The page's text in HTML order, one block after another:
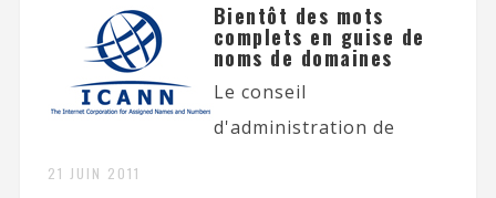
Bientôt des mots
complets en guise de
noms de domaines
21 JUIN 2011
Le conseil
d'administration de